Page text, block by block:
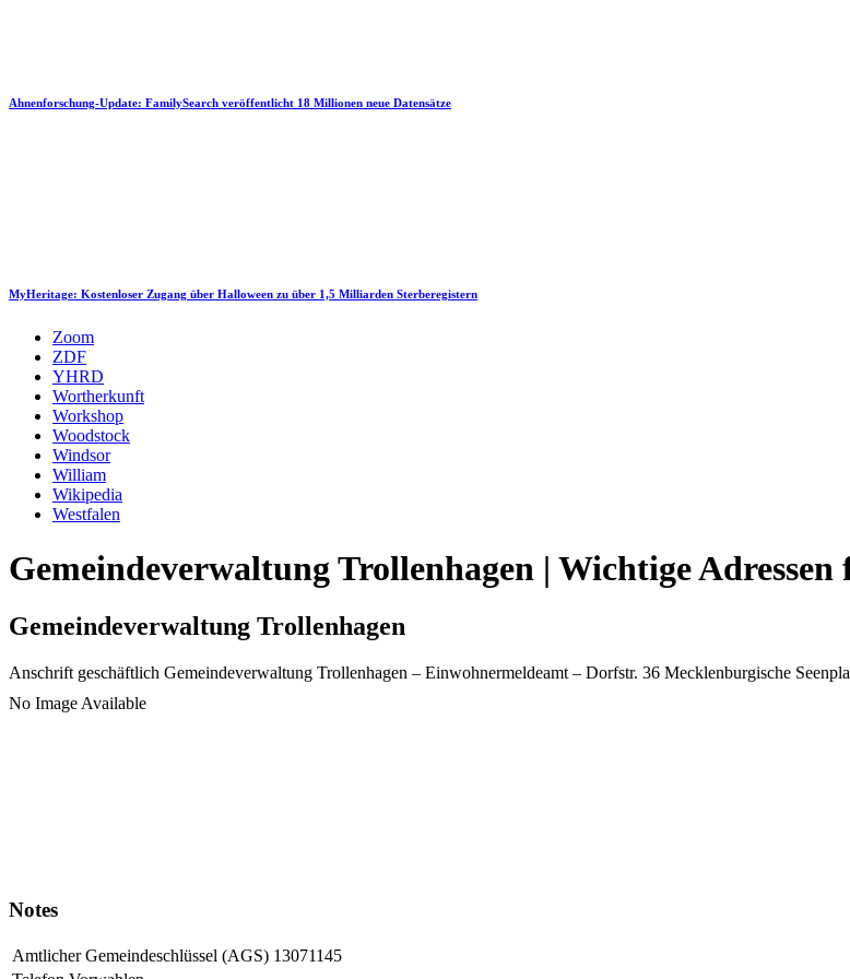
Ahnenforschung-Update: FamilySearch veröffentlicht 18 Millionen neue Datensätze
MyHeritage: Kostenloser Zugang über Halloween zu über 1,5 Milliarden Sterberegistern
Zoom
ZDF
YHRD
Wortherkunft
Workshop
Woodstock
Windsor
William
Wikipedia
Westfalen
Gemeindeverwaltung Trollenhagen | Wichtige
Gemeindeverwaltung Trollenhagen
Anschrift geschäftlich Gemeindeverwaltung Trollenhagen – Einwohnermeldeamt – Dorfstr. 36 Mecklenburgische
No Image Available
Notes
Amtlicher Gemeindeschlüssel (AGS) 13071145